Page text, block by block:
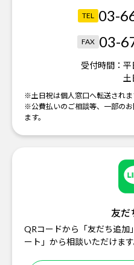
TEL 03-
FAX 03-
受付時間： 平
土
※土日祝は個人窓口へ転送されま
※公費払いのご相談等、一部の
ます。
友だ
QRコードから「友だち追加
ート」から相談いただけます